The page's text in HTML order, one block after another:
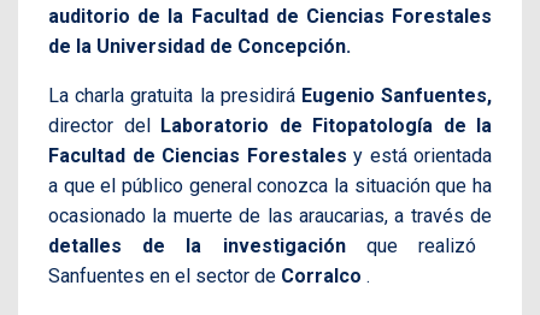
auditorio de la Facultad de Ciencias Forestales
de la Universidad de Concepción.
La charla gratuita la presidirá Eugenio Sanfuentes,
director del
Laboratorio de Fitopatología de la
Facultad de Ciencias Forestales y está orientada
a que el público general conozca la situación que ha
ocasionado la muerte de las araucarias, a través de
detalles de la investigaciónque realizó
Sanfuentes en el sector de Corralco .